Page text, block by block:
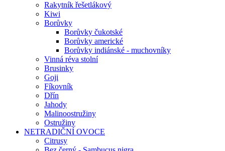
Rakytník řešetlákový
Kiwi
Borůvky
Borůvky čukotské
Borůvky americké
Borůvky indiánské - muchovníky
Vinná réva stolní
Brusinky
Goji
Fíkovník
Dřín
Jahody
Malinoostružiny
Ostružiny
NETRADIČNÍ OVOCE
Citrusy